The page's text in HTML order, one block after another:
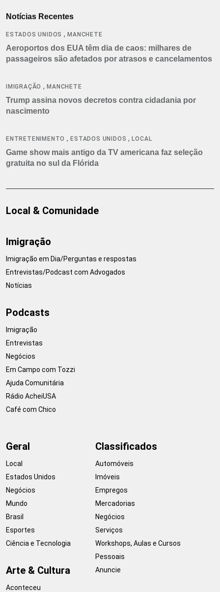
Notícias Recentes
ESTADOS UNIDOS ,MANCHETE
Aeroportos dos EUA têm dia de caos: milhares de
passageiros são afetados por atrasos e cancelamentos
IMIGRAÇÃO ,MANCHETE
Trump assina novos decretos contra cidadania por
nascimento
ENTRETENIMENTO ,ESTADOS UNIDOS ,LOCAL
Game show mais antigo da TV americana faz seleção
gratuita no sul da Flórida
Local & Comunidade
Imigração
Imigração em Dia/Perguntas e respostas
Entrevistas/Podcast com Advogados
Notícias
Podcasts
Imigração
Entrevistas
Negócios
Em Campo com Tozzi
Ajuda Comunitária
Rádio AcheiUSA
Café com Chico
Geral
Local
Estados Unidos
Negócios
Mundo
Brasil
Esportes
Ciência e Tecnologia
Arte & Cultura
Aconteceu
Classificados
Automóveis
Imóveis
Empregos
Mercadorias
Negócios
Serviços
Workshops, Aulas e Cursos
Pessoais
Anuncie